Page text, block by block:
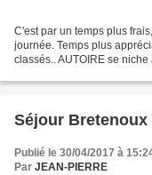
C'est par un temps plus
journée. Temps plus
classés.. AUTOIRE se
Séjour Bretenoux
Publié le 30/04/2017 à
Par JEAN-PIERRE